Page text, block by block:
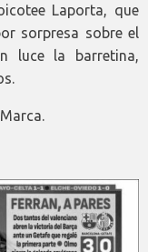
Laporta, que
sorpresa sobre el
luce la barretina,